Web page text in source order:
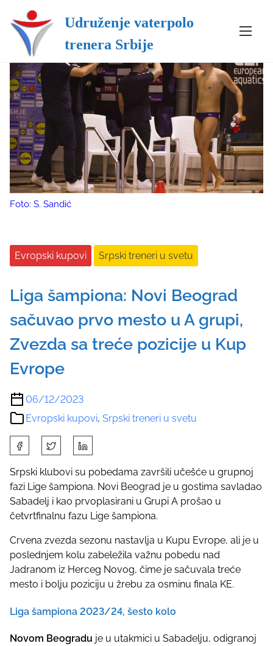
Udruženje vaterpolo
trenera Srbije
Foto: S. Sandić
Evropski kupovi Srpski treneri u svetu
Liga šampiona: Novi Beograd
sačuvao prvo mesto u A grupi,
Zvezda sa treće pozicije u Kup
Evrope
06/12/2023
Evropski kupovi, Srpski treneri u svetu
h
a
r
e
t
i
s
p
o
t
o
Srpski klubovi su pobedama završili učešće u grupnoj
fazi Lige šampiona. Novi Beograd je u gostima savladao
Sabadelj i kao prvoplasirani u Grupi A prošao u
četvrtfinalnu fazu Lige šampiona.
Crvena zvezda sezonu nastavlja u Kupu Evrope, ali je u
poslednjem kolu zabeležila važnu pobedu nad
Jadranom iz Herceg Novog, čime je sačuvala treće
mesto i bolju poziciju u žrebu za osminu finala KE.
Liga šampiona 2023/24, šesto kolo
Novom Beogradu je u utakmici u Sabadelju, odigranoj